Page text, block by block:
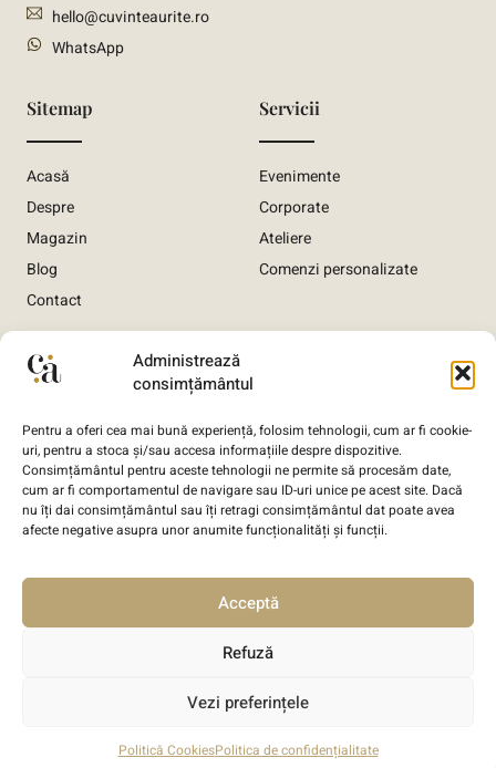
Administrează
consimțământul
Pentru a oferi cea mai bună experiență, folosim tehnologii, cum ar fi cookie-
uri, pentru a stoca și/sau accesa informațiile despre dispozitive.
Consimțământul pentru aceste tehnologii ne permite să procesăm date,
cum ar fi comportamentul de navigare sau ID-uri unice pe acest site. Dacă
nu îți dai consimțământul sau îți retragi consimțământul dat poate avea
afecte negative asupra unor anumite funcționalități și funcții.
Acceptă
Refuză
Vezi preferințele
Politică CookiesPolitica de confidențialitate
hello@cuvinteaurite.ro
WhatsApp
Sitemap
Acasă
Despre
Magazin
Blog
Contact
Servicii
Evenimente
Corporate
Ateliere
Comenzi personalizate
Politica de confidențialitate
Politica de livrare comandă
Politica de anulare comandă
Politica GDPR
Copyright © 2026 Cuvinte Aurite, Toate drepturile sunt
rezervate. Designed with ❤️ by